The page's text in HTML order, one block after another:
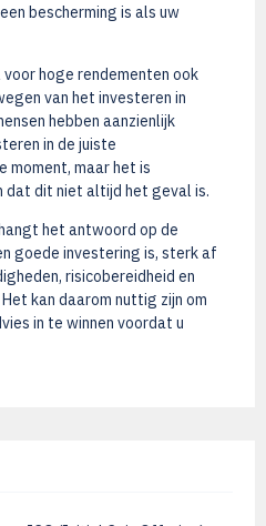
bescherming is als uw
hoge rendementen ook
van het investeren in
hebben aanzienlijk
in de juiste
moment, maar het is
dat dit niet altijd het geval is.
het antwoord op de
goede investering is, sterk af
risicobereidheid en
kan daarom nuttig zijn om
in te winnen voordat u